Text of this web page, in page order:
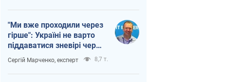
"Ми вже проходили через
гірше": Україні не варто
піддаватися зневірі через
ракетний терор
Сергій Марченко, експерт 8,7 т.